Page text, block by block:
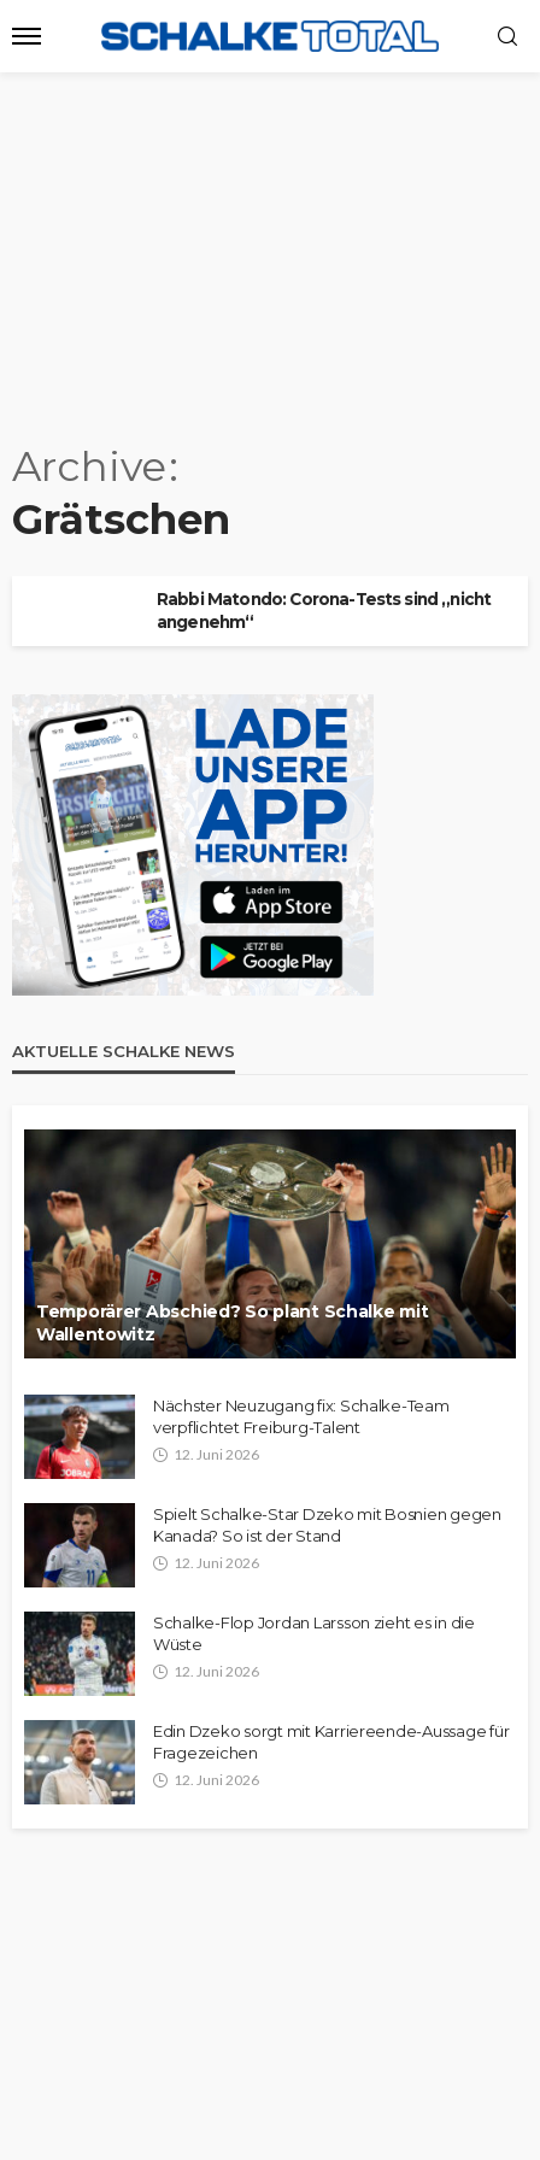
Archive
Grätschen
Rabbi Matondo: Corona-Tests sind „nicht
angenehm“
AKTUELLE SCHALKE NEWS
Temporärer Abschied? So plant Schalke mit
Wallentowitz
Nächster Neuzugang fix: Schalke-Team
verpflichtet Freiburg-Talent
12. Juni 2026
Spielt Schalke-Star Dzeko mit Bosnien gegen
Kanada? So ist der Stand
12. Juni 2026
Schalke-Flop Jordan Larsson zieht es in die
Wüste
12. Juni 2026
Edin Dzeko sorgt mit Karriereende-Aussage für
Fragezeichen
12. Juni 2026